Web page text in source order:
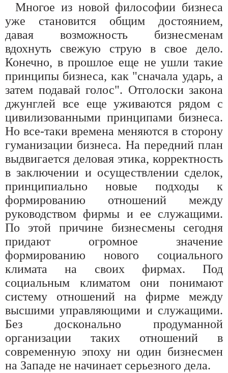
Многое из новой философии бизнеса
уже становится общим достоянием,
давая возможность бизнесменам
вдохнуть свежую струю в свое дело.
Конечно, в прошлое еще не ушли такие
принципы бизнеса, как "сначала ударь, а
затем подавай голос". Отголоски закона
джунглей все еще уживаются рядом с
цивилизованными принципами бизнеса.
Но все-таки времена меняются в сторону
гуманизации бизнеса. На передний план
выдвигается деловая этика, корректность
в заключении и осуществлении сделок,
принципиально новые подходы к
формированию отношений между
руководством фирмы и ее служащими.
По этой причине бизнесмены сегодня
придают огромное значение
формированию нового социального
климата на своих фирмах. Под
социальным климатом они понимают
систему отношений на фирме между
высшими управляющими и служащими.
Без досконально продуманной
организации таких отношений в
современную эпоху ни один бизнесмен
на Западе не начинает серьезного дела.